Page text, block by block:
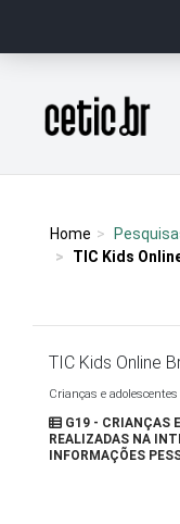
Página inicial
Home
TIC Kids
TIC Kids Online
Crianças e adolescentes
G19 - CRIANÇAS
REALIZADAS NA
INFORMAÇÕES